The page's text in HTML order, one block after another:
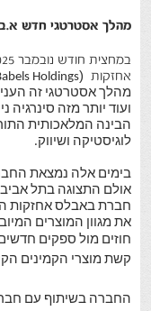
מהלך אסטרטגי חדש
אחזקות (
Holdings).
מהלך אסטרטגי זה
ועוד יותר מזה
הבינה המלאכותית
לוגיסטיקה ושיווק.
בימים אלה נמצאת
אולם התצוגה בתל
חברת באבלס אחזקות
את מגוון המוצרים
חוזים מול ספקים
קשת מוצרי הקמינים